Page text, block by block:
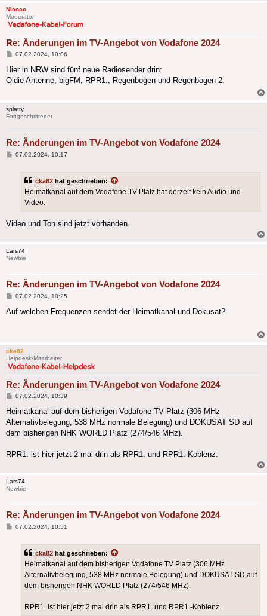
Nicoco
Moderator
Re: Änderungen im TV-Angebot von Vodafone 2024
Beitrag
07.02.2024, 10:06
Hier in NRW sind fünf neue Radiosender drin:
Oldie Antenne, bigFM, RPR1., Regenbogen und Regenbogen 2.
splatty
Fortgeschrittener
Re: Änderungen im TV-Angebot von Vodafone 2024
Beitrag
07.02.2024, 10:17
cka82 hat geschrieben:
Heimatkanal auf dem Vodafone TV Platz hat derzeit kein Audio und
Video.
Video und Ton sind jetzt vorhanden.
Lars74
Newbie
Re: Änderungen im TV-Angebot von Vodafone 2024
Beitrag
07.02.2024, 10:25
Auf welchen Frequenzen sendet der Heimatkanal und Dokusat?
cka82
Helpdesk-Mitarbeiter
Re: Änderungen im TV-Angebot von Vodafone 2024
Beitrag
07.02.2024, 10:39
Heimatkanal auf dem bisherigen Vodafone TV Platz (306 MHz
Alternativbelegung, 538 MHz normale Belegung) und DOKUSAT SD auf
dem bisherigen NHK WORLD Platz (274/546 MHz).
RPR1. ist hier jetzt 2 mal drin als RPR1. und RPR1.-Koblenz.
Lars74
Newbie
Re: Änderungen im TV-Angebot von Vodafone 2024
Beitrag
07.02.2024, 10:51
cka82 hat geschrieben:
Heimatkanal auf dem bisherigen Vodafone TV Platz (306 MHz
Alternativbelegung, 538 MHz normale Belegung) und DOKUSAT SD auf
dem bisherigen NHK WORLD Platz (274/546 MHz).
RPR1. ist hier jetzt 2 mal drin als RPR1. und RPR1.-Koblenz.